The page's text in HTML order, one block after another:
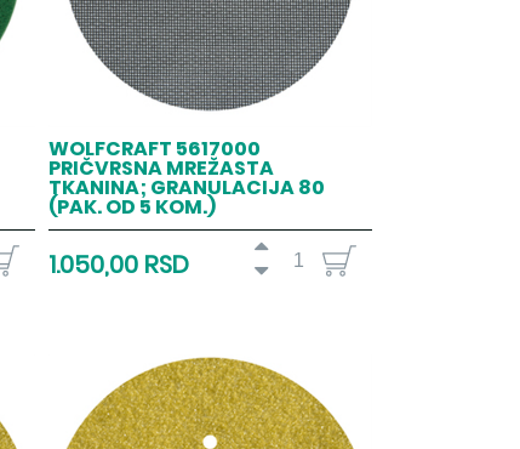
WOLFCRAFT 5617000
PRIČVRSNA MREŽASTA
TKANINA; GRANULACIJA 80
(PAK. OD 5 KOM.)
1.050,00 RSD